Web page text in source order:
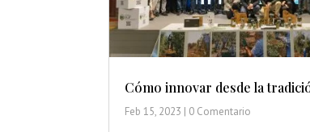
Cómo innovar desde la
Feb 15, 2023 | 0 Comentario